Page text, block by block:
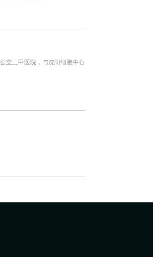
立三甲医院，与沈阳细胞中心